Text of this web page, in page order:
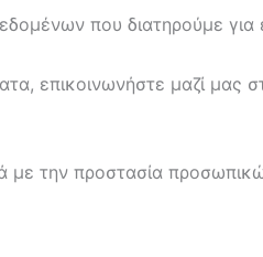
που διατηρούμε για
επικοινωνήστε μαζί μας
με την προστασία